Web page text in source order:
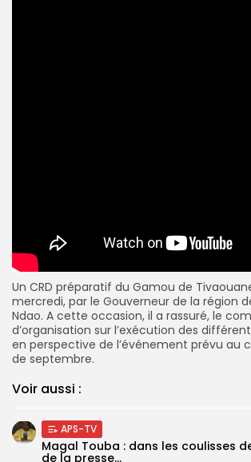
Un CRD préparatif du Gamou de
mercredi, par le Gouverneur de la région
Ndao. A cette occasion, il a rassuré, le
d’organisation sur l’exécution des
en perspective de l’événement prévu au
de septembre.
Voir aussi :
APS-TV
Magal Touba : dans les coulisses
de la presse...